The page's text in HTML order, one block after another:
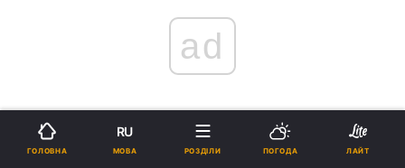
ad
ГОЛОВНА
RU
МОВА РОЗДІЛИ ПОГОДА ЛАЙТ